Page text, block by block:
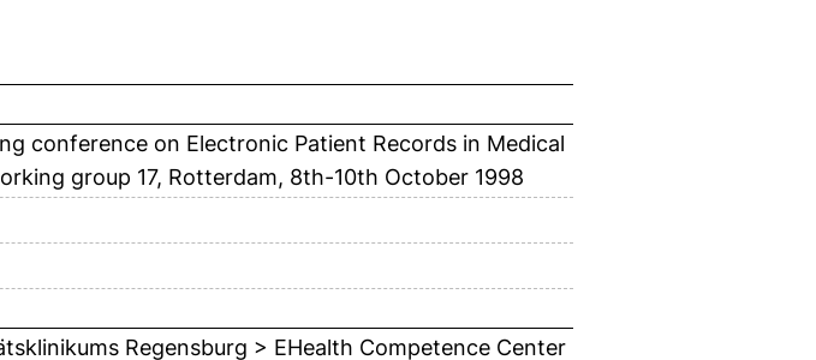
conference on Electronic Patient Records in Medical
group 17, Rotterdam, 8th-10th October 1998
Regensburg > EHealth Competence Center